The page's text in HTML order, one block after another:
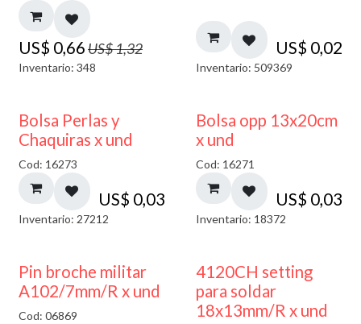
US$ 0,66US$1,32
Inventario: 348
US$ 0,02
Inventario: 509369
Bolsa Perlas y
Chaquiras x und
Cod: 16273
US$ 0,03
Inventario: 27212
Bolsa opp 13x20cm
x und
Cod: 16271
US$ 0,03
Inventario: 18372
Pin broche militar
A102/7mm/R x und
Cod: 06869
4120CH setting
para soldar
18x13mm/R x und